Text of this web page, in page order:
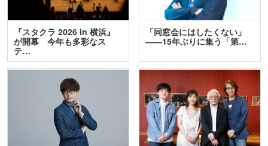
『スタクラ 2026 in 横浜』
が開幕 今年も多彩なス
テ…
「同窓会にはしたくない」
――15年ぶりに集う「第…